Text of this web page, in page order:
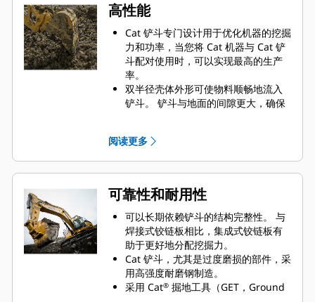
高性能
Cat 铲斗专门设计用于优化机器的挖掘
力和功率，当您将 Cat 机器与 Cat 铲
斗配对使用时，可以实现最高的生产
率。
双半径壳体外形可使物料顺畅地流入
铲斗。 铲斗与地面的间隙更大，确保
油耗在挖掘过程中达到峰值。 Cat 铲
斗可以快速铲挖物料，提高了机器的
整体工作效率。
可在更短的时间内装载更多的物料。
对于每次装载，铲斗形状和侧挡板都
可将大部分物料保留在铲斗内。
阅读更多
可靠性和耐用性
可以长期依赖铲斗的结构完整性。 与
焊接式铰链板相比，集成式铰链板有
助于更好地分配挖掘力。
Cat 铲斗，尤其是过度磨损的部件，采
用高强度耐磨钢制造。
采用 Cat® 掘地工具（GET，Ground